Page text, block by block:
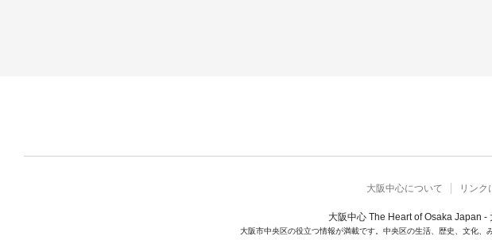
大阪中心について リンク
大阪中心 The Heart of Osaka Japan -
大阪市中央区の役立つ情報が満載です。中央区の生活、歴史、文化、